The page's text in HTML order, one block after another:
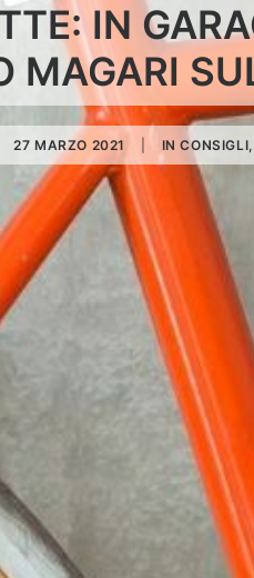
IN
MAGARI
27 MARZO 2021 INCONSIGLI